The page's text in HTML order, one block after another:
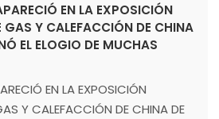
EN LA EXPOSICIÓN
GAS Y CALEFACCIÓN DE CHINA
EL ELOGIO DE MUCHAS
EN LA EXPOSICIÓN
Y CALEFACCIÓN DE CHINA DE